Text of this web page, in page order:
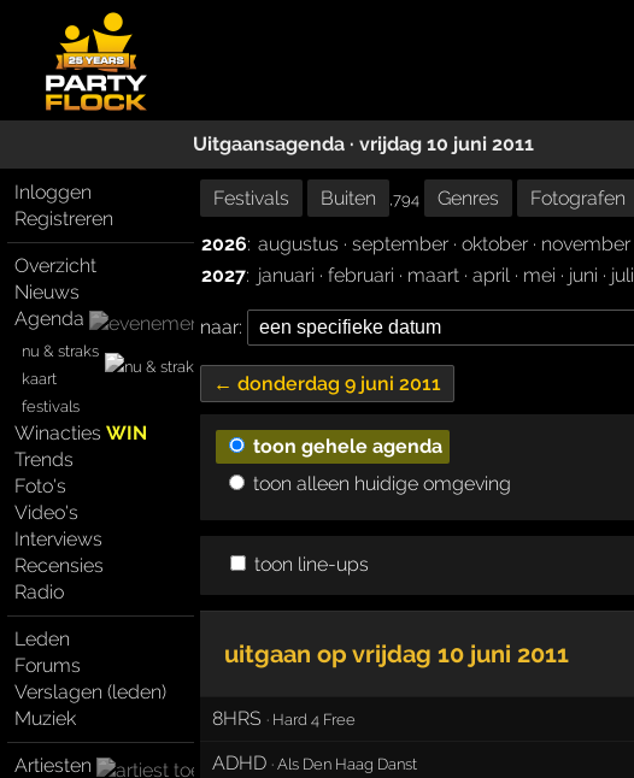
Uitgaansagenda · vrijdag 10 juni 2011
Inloggen
Registreren
Overzicht
Nieuws
Agenda
nu & straks
kaart
festivals
WinactiesWIN
Trends
Foto's
Video's
Interviews
Recensies
Radio
Leden
Forums
Verslagen (leden)
Muziek
Artiesten
Festivals Buiten ,794 Genres Fotografen
2026: augustus · september · oktober · november
2027: januari · februari · maart · april · mei · juni · juli
naar:
← donderdag 9 juni 2011
toon gehele agenda
toon alleen huidige omgeving
toon line-ups
uitgaan op vrijdag 10 juni 2011
8HRS · Hard 4 Free
ADHD ·Als Den Haag Danst